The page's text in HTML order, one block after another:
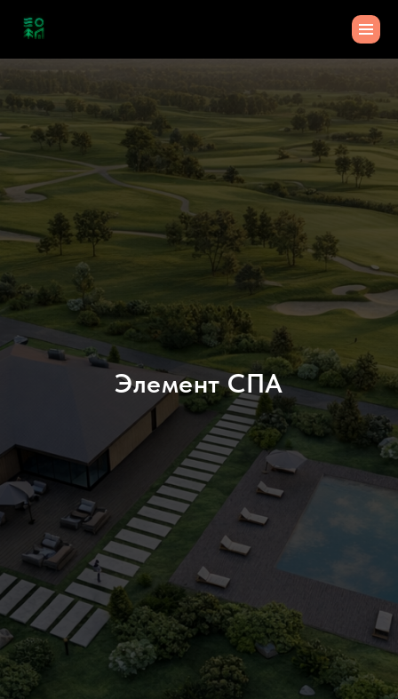
Элемент СПА